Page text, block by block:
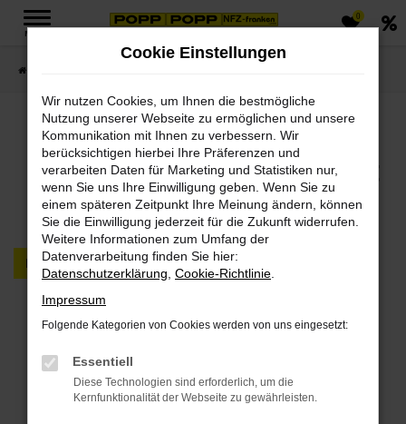
Zum
MENÜ
0
Jetzt PKWs & LKWs in
unserem Fahrzeugmarkt
finden
PKW LKW
Fehler: Network Error
Beim Laden ist ein Fehler aufgetreten.
Hier sind ein paar Tipps, die dir helfen können:
Cookie Einstellungen
Wir nutzen Cookies, um Ihnen die bestmögliche
Nutzung unserer Webseite zu ermöglichen und unsere
Kommunikation mit Ihnen zu verbessern. Wir
berücksichtigen hierbei Ihre Präferenzen und
verarbeiten Daten für Marketing und Statistiken nur,
wenn Sie uns Ihre Einwilligung geben. Wenn Sie zu
einem späteren Zeitpunkt Ihre Meinung ändern, können
Sie die Einwilligung jederzeit für die Zukunft widerrufen.
Weitere Informationen zum Umfang der
Datenverarbeitung finden Sie hier:
Datenschutzerklärung Cookie-Richtlinie
Impressum
Folgende Kategorien von Cookies werden von uns eingesetzt:
Essentiell
Diese Technologien sind erforderlich, um die
Kernfunktionalität der Webseite zu gewährleisten.